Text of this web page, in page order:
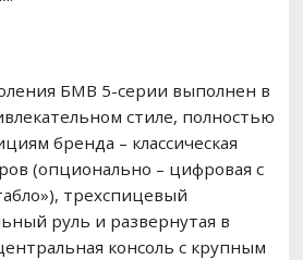
БМВ 5-серии выполнен в
стиле, полностью
бренда – классическая
(опционально – цифровая с
трехспицевый
руль и развернутая в
консоль с крупным